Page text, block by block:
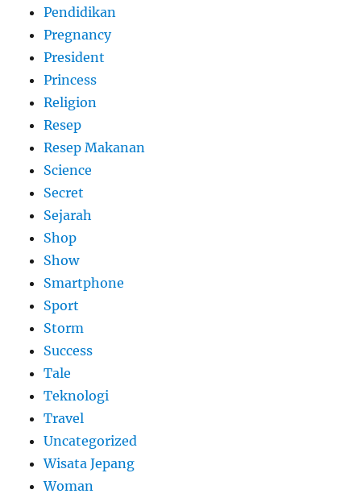
Pendidikan
Pregnancy
President
Princess
Religion
Resep
Resep Makanan
Science
Secret
Sejarah
Shop
Show
Smartphone
Sport
Storm
Success
Tale
Teknologi
Travel
Uncategorized
Wisata Jepang
Woman